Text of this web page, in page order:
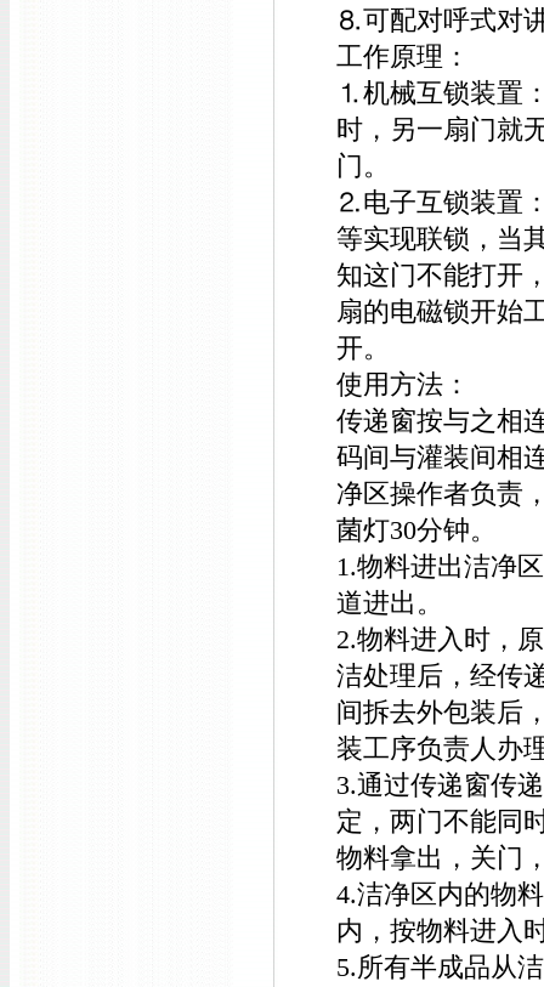
⒏可配对呼式对
工作原理：
⒈机械互锁装置
时，另一扇门就
门。
⒉电子互锁装置
等实现联锁，当
知这门不能打开
扇的电磁锁开始
开。
使用方法：
传递窗按与之相
码间与灌装间相
净区操作者负责
菌灯30分钟。
1.物料进出洁净
道进出。
2.物料进入时，
洁处理后，经传
间拆去外包装后
装工序负责人办
3.通过传递窗传
定，两门不能同
物料拿出，关门
4.洁净区内的物
内，按物料进入
5.所有半成品从